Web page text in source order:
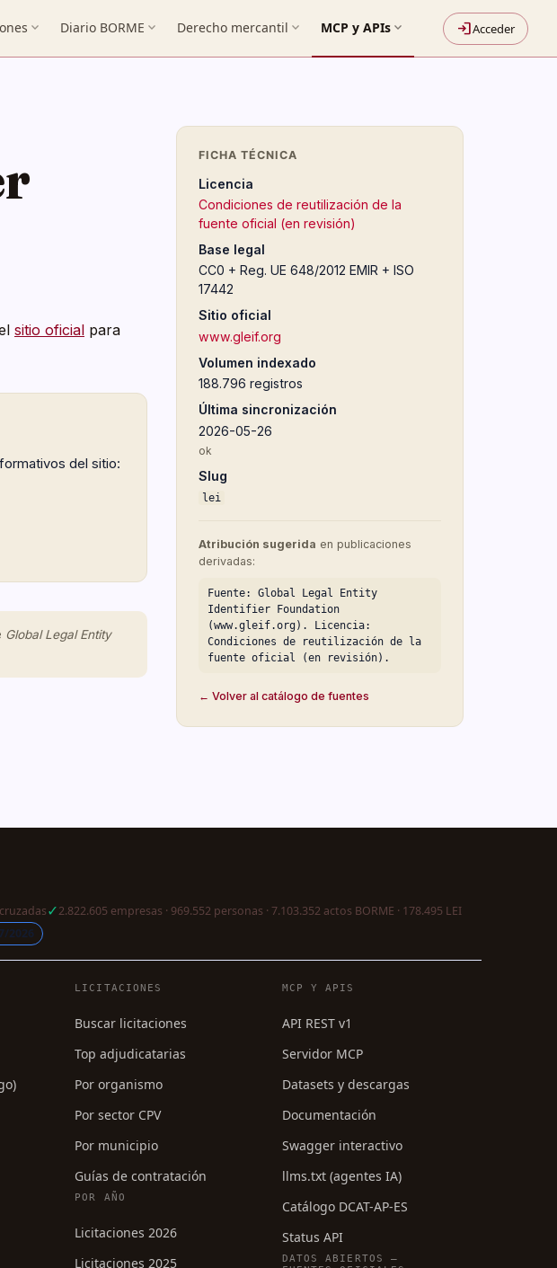
expand_more Diario BORME expand_more Derecho mercantil expand_more MCP y APIs expand_more loginAcceder
sitio oficial para
del sitio:
Global Legal Entity
FICHA TÉCNICA
Licencia
Condiciones de reutilización de la
fuente oficial (en revisión)
Base legal
CC0 + Reg. UE 648/2012 EMIR + ISO
17442
Sitio oficial
www.gleif.org
Volumen indexado
188.796 registros
Última sincronización
2026-05-26
ok
Slug
lei
Atribución sugerida en publicaciones
derivadas:
Fuente: Global Legal Entity
Identifier Foundation
(www.gleif.org). Licencia:
Condiciones de reutilización de la
fuente oficial (en revisión).
← Volver al catálogo de fuentes
✓2.822.605 empresas · 969.552 personas · 7.103.352 actos BORME · 178.495 LEI
2026
LICITACIONES
Buscar licitaciones
Top adjudicatarias
Por organismo
Por sector CPV
Por municipio
Guías de contratación
POR AÑO
Licitaciones 2026
Licitaciones 2025
MCP Y APIS
API REST v1
Servidor MCP
Datasets y descargas
Documentación
Swagger interactivo
llms.txt (agentes IA)
Catálogo DCAT-AP-ES
Status API
DATOS ABIERTOS —